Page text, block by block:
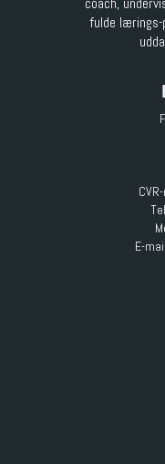
coach,
fulde
E-mail